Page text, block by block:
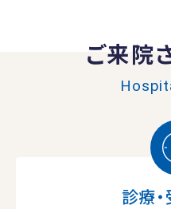
ご来院
診療